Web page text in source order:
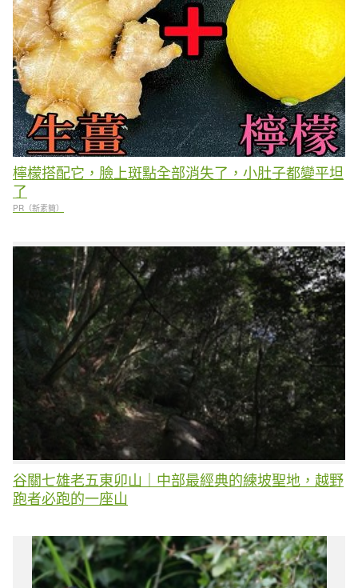
檸檬搭配它，臉上斑點全部消失了，小肚子都變平坦
了
PR（新素簡）
谷關七雄老五東卯山｜中部最經典的練坡聖地，越野
跑者必跑的一座山